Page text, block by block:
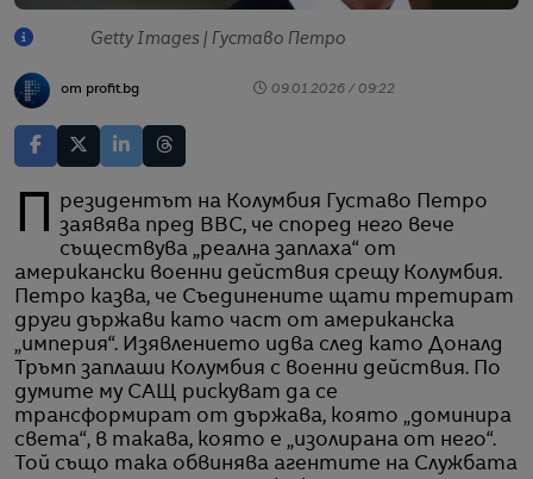
Getty Images | Густаво Петро
от profit.bg 09.01.2026 / 09:22
Президентът на Колумбия Густаво Петро заявява пред BBC, че според него вече
съществува „реална заплаха“ от
американски военни действия срещу Колумбия.
Петро казва, че Съединените щати третират
други държави като част от американска
„империя“. Изявлението идва след като Доналд
Тръмп заплаши Колумбия с военни действия. По
думите му САЩ рискуват да се
трансформират от държава, която „доминира
света“, в такава, която е „изолирана от него“.
Той също така обвинява агентите на Службата